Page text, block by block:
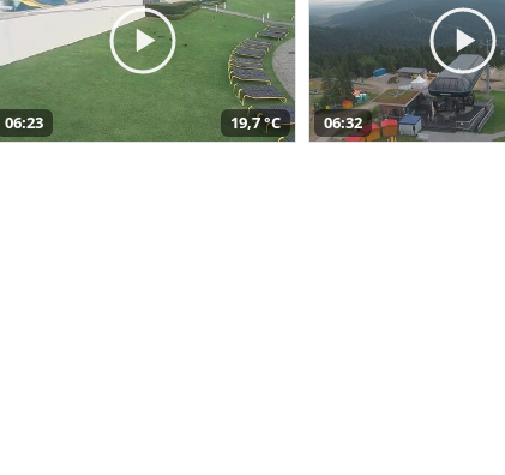
06:23 19,7 °C 06:32